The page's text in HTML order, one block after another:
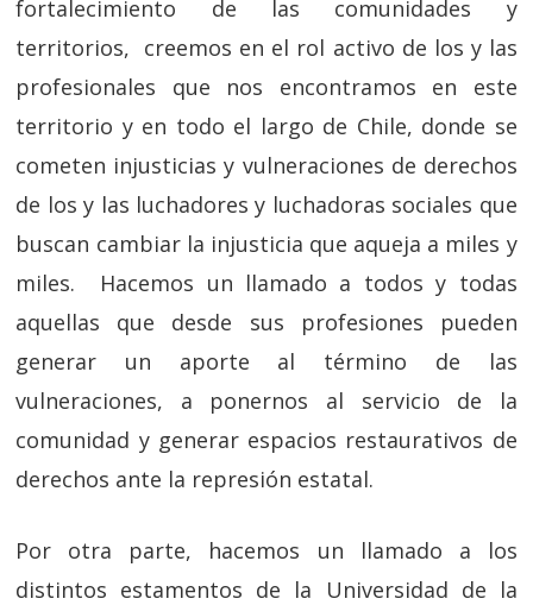
fortalecimiento de las comunidades y
territorios, creemos en el rol activo de los y las
profesionales que nos encontramos en este
territorio y en todo el largo de Chile, donde se
cometen injusticias y vulneraciones de derechos
de los y las luchadores y luchadoras sociales que
buscan cambiar la injusticia que aqueja a miles y
miles. Hacemos un llamado a todos y todas
aquellas que desde sus profesiones pueden
generar un aporte al término de las
vulneraciones, a ponernos al servicio de la
comunidad y generar espacios restaurativos de
derechos ante la represión estatal.
Por otra parte, hacemos un llamado a los
distintos estamentos de la Universidad de la